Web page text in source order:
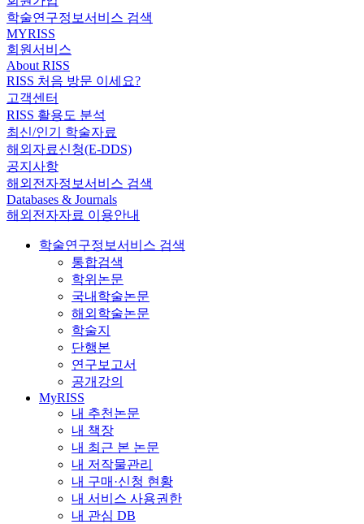
학술연구정보서비스 검색
MYRISS
회원서비스
About RISS
RISS 처음 방문 이세요?
고객센터
RISS 활용도 분석
최신/인기 학술자료
해외자료신청(E-DDS)
공지사항
해외전자정보서비스 검색
Databases & Journals
해외전자자료 이용안내
학술연구정보서비스 검색
통합검색
학위논문
국내학술논문
해외학술논문
학술지
단행본
연구보고서
공개강의
MyRISS
내 추천논문
내 책장
내 최근 본 논문
내 저작물관리
내 구매·신청 현황
내 서비스 사용권한
내 관심 DB